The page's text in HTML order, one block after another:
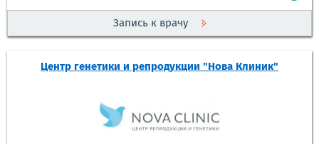
Запись к врачу
Центр генетики и репродукции "Нова Клиник"